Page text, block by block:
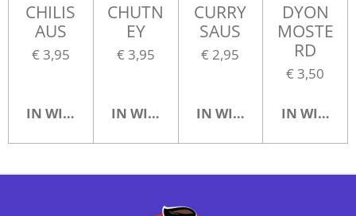
CHILIS
AUS
€ 3,95
IN WINKELWAGEN
CHUTN
EY
€ 3,95
IN WINKELWAGEN
CURRY
SAUS
€ 2,95
IN WINKELWAGEN
DYON
MOSTE
RD
€ 3,50
IN